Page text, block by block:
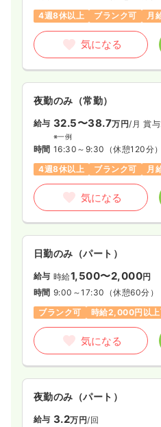
4週8休以上
ブランク可 月
気になる
夜勤のみ（常勤）
給与 32.5〜38.7万円/月 賞
※一例
時間 16:30～9:30 （休憩120分）
4週8休以上
ブランク可 月
気になる
日勤のみ（パート）
給与 時給1,500〜2,000円
時間 9:00～17:30 （休憩60分）
ブランク可
時給2,000円以
気になる
夜勤のみ（パート）
給与 3.2万円/回